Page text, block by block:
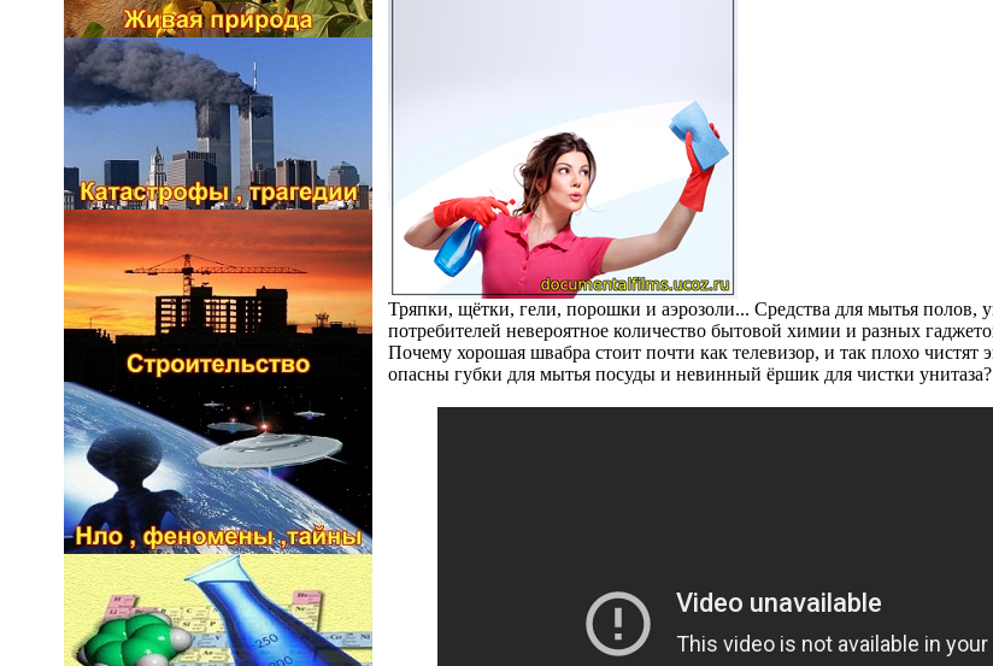
Тряпки, щётки, гели, порошки и аэрозоли... Средства для мытья полов,
потребителей невероятное количество бытовой химии и разных
Почему хорошая швабра стоит почти как телевизор, и так плохо чистят
опасны губки для мытья посуды и невинный ёршик для чистки унитаза?